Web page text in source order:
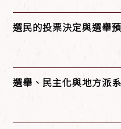
選民的投票決定與選舉
選舉、民主化與地方派系